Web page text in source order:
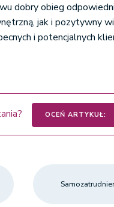
dobry obieg
jak i pozytywny
i potencjalnych
OCEŃ ARTYKUŁ: